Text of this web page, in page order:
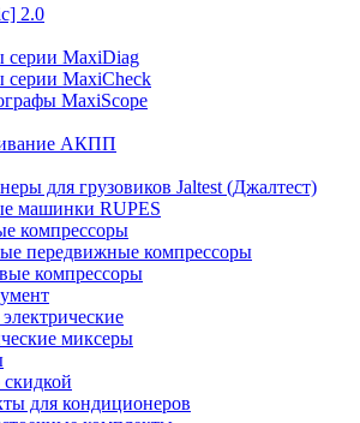
2.0
серии MaxiDiag
серии MaxiCheck
MaxiScope
АКПП
для грузовиков Jaltest (Джалтест)
машинки RUPES
компрессоры
передвижные компрессоры
компрессоры
миксеры
для кондиционеров